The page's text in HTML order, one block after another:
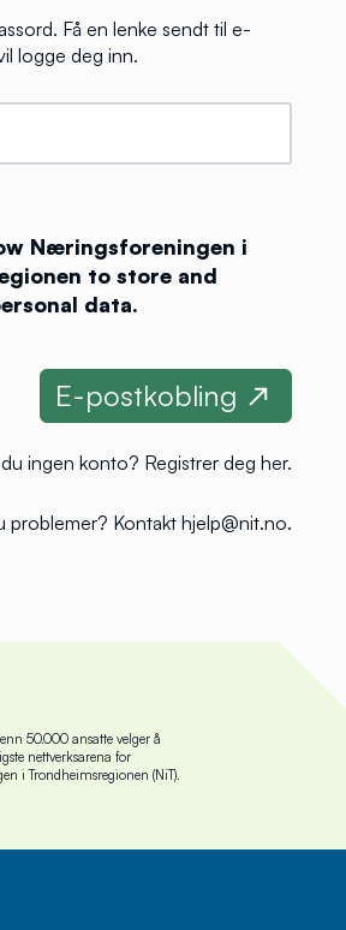
Få en lenke sendt til e-
logge deg inn.
Næringsforeningen i
to store and
data.
ingen konto? Registrer deg her.
problemer? Kontakt hjelp@nit.no.
50.000 ansatte velger å
nettverksarena for
i Trondheimsregionen (NiT).